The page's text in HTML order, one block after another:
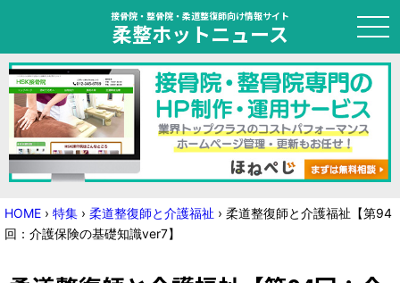
接骨院・整骨院・柔道整復師向け情報サイト
柔整ホットニュース
HOME
トピック
ニュース
HOME › 特集 › 柔道整復師と介護福祉 › 柔道整復師と介護福祉【第94
回：介護保険の基礎知識ver7】